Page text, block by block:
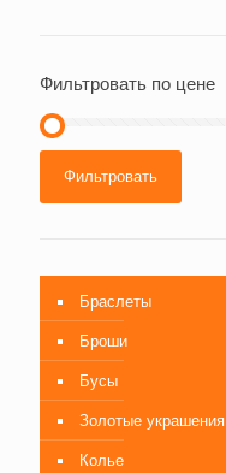
Фильтровать по цене
цена
ценаФильтровать
Браслеты
Броши
Бусы
Золотые украшения
Колье